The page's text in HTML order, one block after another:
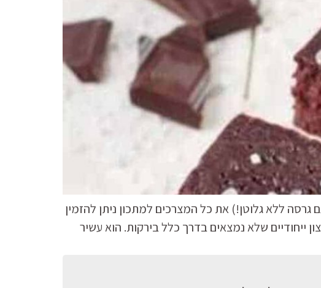
ללא גלוטן!) את כל המצרכים למתכון ניתן להזמין
ייחודיים שלא נמצאים בדרך כלל בירקות. הוא עשיר